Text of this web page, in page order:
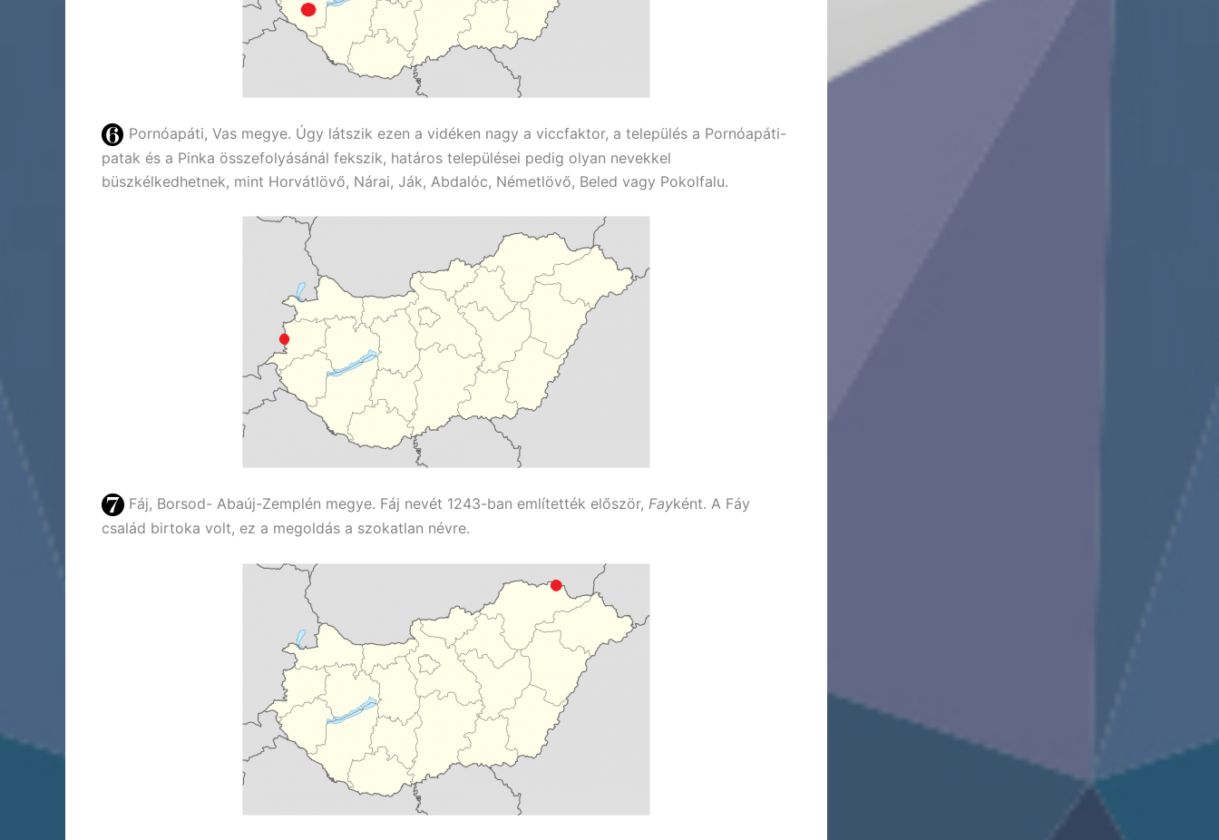
Pornóapáti, Vas megye. Úgy látszik ezen a vidéken nagy a viccfaktor, a település a Pornóapáti-
patak és a Pinka összefolyásánál fekszik, határos települései pedig olyan nevekkel
büszkélkedhetnek, mint Horvátlövő, Nárai, Ják, Abdalóc, Németlövő, Beled vagy Pokolfalu.
Fáj, Borsod- Abaúj-Zemplén megye. Fáj nevét 1243-ban említették először, Fayként. A Fáy
család birtoka volt, ez a megoldás a szokatlan névre.